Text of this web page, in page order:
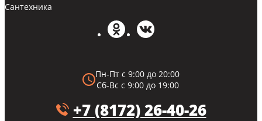
Сантехника
Пн-Пт с 9:00 до 20:00
Сб-Вс с 9:00 до 19:00
+7 (8172) 26-40-26